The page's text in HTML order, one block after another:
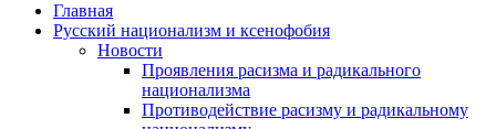
Главная
Русский национализм и ксенофобия
Новости
Проявления расизма и радикального
национализма
Противодействие расизму и радикальному